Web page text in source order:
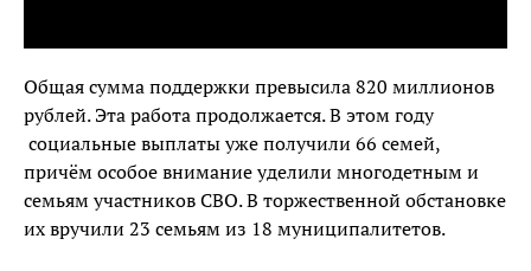
Общая сумма поддержки превысила 820 миллионов
рублей. Эта работа продолжается. В этом году
социальные выплаты уже получили 66 семей,
причём особое внимание уделили многодетным и
семьям участников СВО. В торжественной обстановке
их вручили 23 семьям из 18 муниципалитетов.